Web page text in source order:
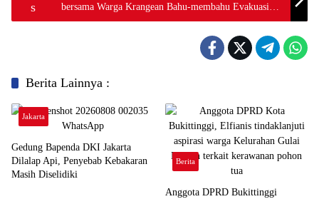
bersama Warga Krangean Bahu-membahu Evakuasi
Kendaraan Material
Berita Lainnya :
Jakarta
Gedung Bapenda DKI Jakarta
Dilalap Api, Penyebab Kebakaran
Masih Diselidiki
Berita
Anggota DPRD Bukittinggi